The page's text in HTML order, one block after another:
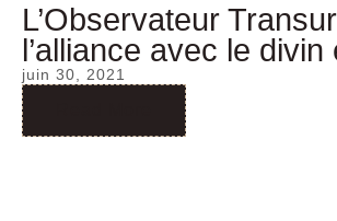
L’Observateur
l’alliance avec le divin
juin 30, 2021